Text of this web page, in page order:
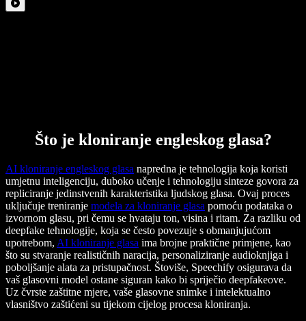
Što je kloniranje engleskog glasa?
AI kloniranje engleskog glasa napredna je tehnologija koja koristi
umjetnu inteligenciju, duboko učenje i tehnologiju sinteze govora za
repliciranje jedinstvenih karakteristika ljudskog glasa. Ovaj proces
uključuje treniranje modela za kloniranje glasa pomoću podataka o
izvornom glasu, pri čemu se hvataju ton, visina i ritam. Za razliku od
deepfake tehnologije, koja se često povezuje s obmanjujućom
upotrebom, AI kloniranje glasa ima brojne praktične primjene, kao
što su stvaranje realističnih naracija, personaliziranje audioknjiga i
poboljšanje alata za pristupačnost. Štoviše, Speechify osigurava da
vaš glasovni model ostane siguran kako bi spriječio deepfakeove.
Uz čvrste zaštitne mjere, vaše glasovne snimke i intelektualno
vlasništvo zaštićeni su tijekom cijelog procesa kloniranja.